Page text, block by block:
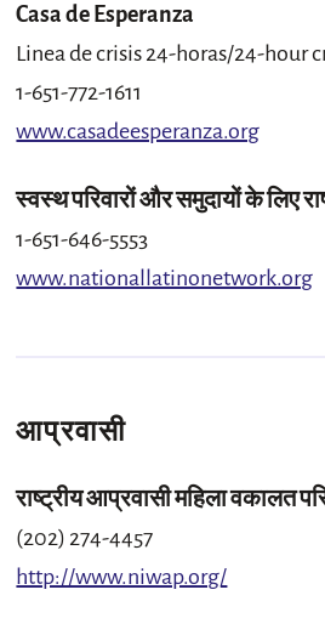
Casa de Esperanza
Linea de crisis 24-horas/24-hour
1-651-772-1611
www.casadeesperanza.org
स्वस्थ परिवारों और समुदायों के लिए
1-651-646-5553
www.nationallatinonetwork.org
आप्रवासी
राष्ट्रीय आप्रवासी महिला वकालत
(202) 274-4457
http://www.niwap.org/